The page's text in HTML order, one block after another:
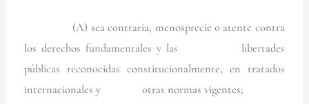
(A) sea contraria, menosprecie o atente contra
los derechos fundamentales y las libertades
públicas reconocidas constitucionalmente, en tratados
internacionales y otras normas vigentes;